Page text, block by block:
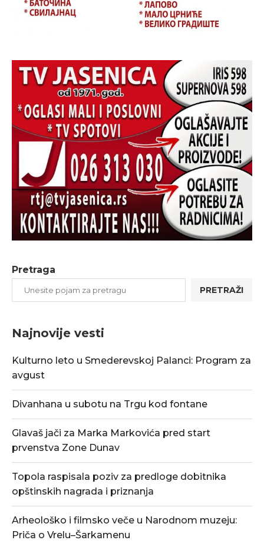
Pretraga
PRETRAŽI
Najnovije vesti
Kulturno leto u Smederevskoj Palanci: Program za
avgust
Divanhana u subotu na Trgu kod fontane
Glavaš jači za Marka Markovića pred start
prvenstva Zone Dunav
Topola raspisala poziv za predloge dobitnika
opštinskih nagrada i priznanja
Arheološko i filmsko veče u Narodnom muzeju:
Priča o Vrelu–Šarkamenu